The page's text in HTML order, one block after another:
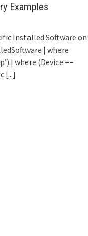
Examples
Installed Software on
| where
| where (Device ==
[...]